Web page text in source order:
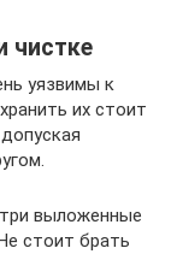
чистке
уязвимы к
их стоит
выложенные
стоит брать